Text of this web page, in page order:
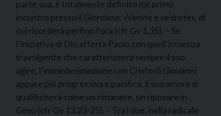
parte sua, è totalmente definito dal primo
incontro presso il Giordano: «Venite e vedrete», di
cui ricorderà perfino l’ora (cfr Gv 1,35). – Se
l’iniziativa di Dio afferra Paolo con quell’irruenza
travolgente che caratterizzerà sempre il suo
agire, l’immedesimazione con Cristo di Giovanni
appare più progressiva e pacifica: il suo amore si
qualificherà come un rimanere, un riposare in
Gesù (cfr Gv 13,23-25). – Tra i due, nella radicale